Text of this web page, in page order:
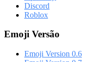
Discord
Roblox
Emoji Versão
Emoji Version 0.6